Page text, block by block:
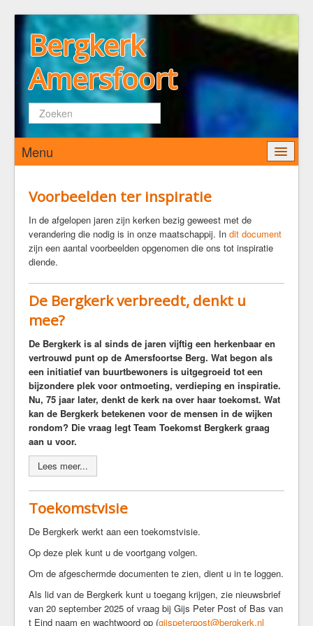
Bergkerk
Amersfoort
Zoeken...
Menu
Wie zijn wij
De Bergkerk
Predikant
Pastoraat
Diaconaat
Kerkrentmeesters
Kerkmuziek
Geschiedenis
Veilige kerk
Kerkdiensten
Komende Erediensten
Kapeldienst
Zondagse Eredienst
Avondgebed
Bijzondere diensten
Kerkdienst gemist
Kerkdienst bij stukjes en beetjes
Commissie Eredienst
Jeugd/jongeren
Voorbeelden ter inspiratie
In de afgelopen jaren zijn kerken bezig geweest met de
verandering die nodig is in onze maatschappij. In dit document
zijn een aantal voorbeelden opgenomen die ons tot inspiratie
diende.
De Bergkerk verbreedt, denkt u
mee?
De Bergkerk is al sinds de jaren vijftig een herkenbaar en
vertrouwd punt op de Amersfoortse Berg. Wat begon als
een initiatief van buurtbewoners is uitgegroeid tot een
bijzondere plek voor ontmoeting, verdieping en inspiratie.
Nu, 75 jaar later, denkt de kerk na over haar toekomst. Wat
kan de Bergkerk betekenen voor de mensen in de wijken
rondom? Die vraag legt Team Toekomst Bergkerk graag
aan u voor.
Lees meer...
Toekomstvisie
De Bergkerk werkt aan een toekomstvisie.
Op deze plek kunt u de voortgang volgen.
Om de afgeschermde documenten te zien, dient u in te loggen.
Als lid van de Bergkerk kunt u toegang krijgen, zie nieuwsbrief
van 20 september 2025 of vraag bij Gijs Peter Post of Bas van
t Eind naam en wachtwoord op (gijspeterpost@bergkerk.nl